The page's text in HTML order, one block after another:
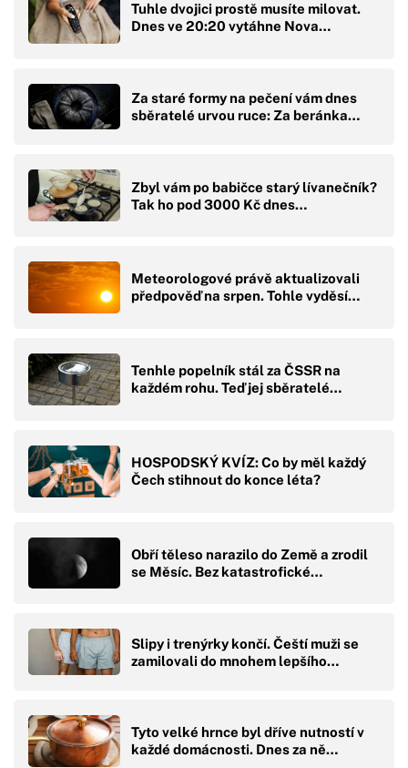
Tuhle dvojici prostě musíte milovat.
Dnes ve 20:20 vytáhne Nova…
Za staré formy na pečení vám dnes
sběratelé urvou ruce: Za beránka…
Zbyl vám po babičce starý lívanečník?
Tak ho pod 3000 Kč dnes…
Meteorologové právě aktualizovali
předpověď na srpen. Tohle vyděsí…
Tenhle popelník stál za ČSSR na
každém rohu. Teď jej sběratelé…
HOSPODSKÝ KVÍZ: Co by měl každý
Čech stihnout do konce léta?
Obří těleso narazilo do Země a zrodil
se Měsíc. Bez katastrofické…
Slipy i trenýrky končí. Čeští muži se
zamilovali do mnohem lepšího…
Tyto velké hrnce byl dříve nutností v
každé domácnosti. Dnes za ně…